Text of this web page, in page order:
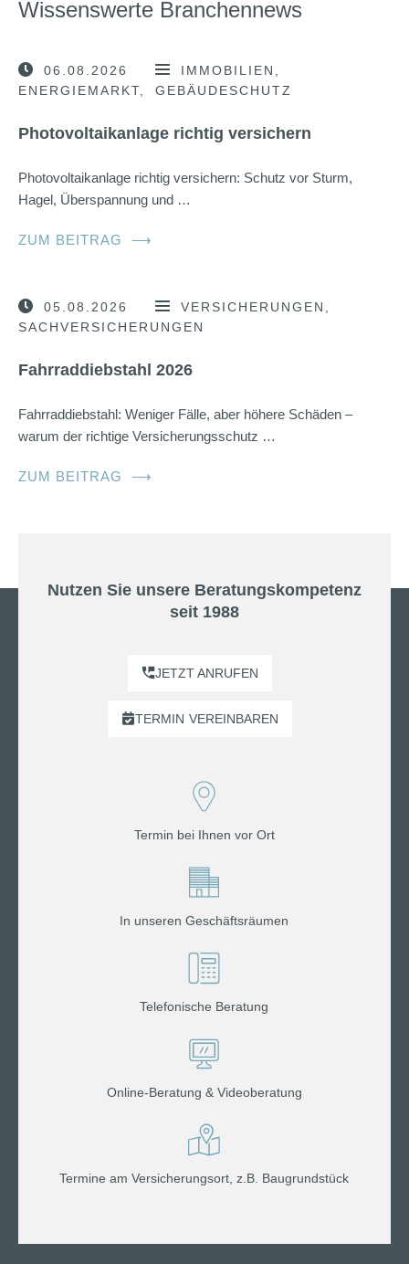
Wissenswerte Branchennews
06.08.2026
IMMOBILIEN
ENERGIEMARKT
GEBÄUDESCHUTZ
Photovoltaikanlage richtig versichern
Photovoltaikanlage richtig versichern: Schutz vor Sturm,
Hagel, Überspannung und …
ZUM BEITRAG ⟶
05.08.2026
VERSICHERUNGEN
SACHVERSICHERUNGEN
Fahrraddiebstahl 2026
Fahrraddiebstahl: Weniger Fälle, aber höhere Schäden –
warum der richtige Versicherungsschutz …
ZUM BEITRAG ⟶
Nutzen Sie unsere Beratungskompetenz
seit 1988
JETZT ANRUFEN
TERMIN VEREINBAREN
Termin bei Ihnen vor Ort
In unseren Geschäftsräumen
Telefonische Beratung
Online-Beratung & Videoberatung
Termine am Versicherungsort, z.B. Baugrundstück